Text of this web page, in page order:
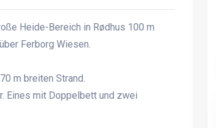
Heide-Bereich in Rødhus 100 m
Ferborg Wiesen.
m breiten Strand.
Eines mit Doppelbett und zwei